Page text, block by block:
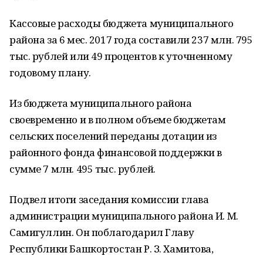
Кассовые расходы бюджета муниципального
района за 6 мес. 2017 года составили 237 млн. 795
тыс. рублей или 49 процентов к уточненному
годовому плану.
Из бюджета муниципального района
своевременно и в полном объеме бюджетам
сельских поселений переданы дотации из
районного фонда финансовой поддержки в
сумме 7 млн. 495 тыс. рублей.
Подвел итоги заседания комиссии глава
администрации муниципального района И. М.
Самигуллин. Он поблагодарил Главу
Республики Башкортостан Р. З. Хамитова,